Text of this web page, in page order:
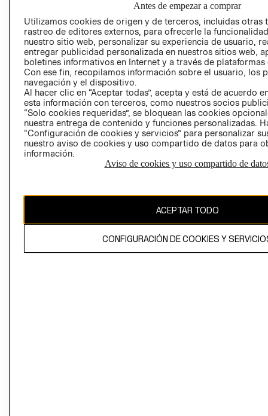
GIFT CARD
AVISO DE
Perú (S/)
CAMBIAR REGIÓN
propiedad de H&M Hennes & Mauritz AB
Antes de empezar a comprar
Utilizamos cookies de origen y de terceros, incluidas otras
rastreo de editores externos, para ofrecerle la
nuestro sitio web, personalizar su experiencia de usuario,
entregar publicidad personalizada en nuestros sitios web,
boletines informativos en Internet y a través de plataformas
Con ese fin, recopilamos información sobre el usuario, los
navegación y el dispositivo.
Al hacer clic en “Aceptar todas”, acepta y está de acuerdo
esta información con terceros, como nuestros socios
“Solo cookies requeridas”, se bloquean las cookies
nuestra entrega de contenido y funciones personalizadas.
“Configuración de cookies y servicios” para personalizar
nuestro aviso de cookies y uso compartido de datos para
información.
Aviso de cookies y uso compartido de
ACEPTAR TODO
CONFIGURACIÓN DE COOKIES Y